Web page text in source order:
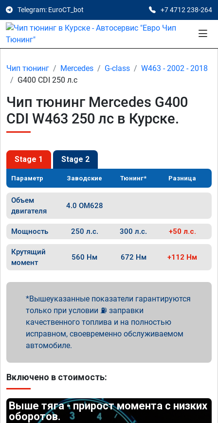
Telegram: EuroCT_bot +7 4712 238-264
Чип тюнинг Mercedes G-class
W463 - 2002 - 2018
G400 CDI 250 л.с
Чип тюнинг Mercedes G400
CDI W463 250 лс в Курске.
Stage 1 Stage 2
Параметр Заводские Тюнинг* Разница
Объем
двигателя
4.0 OM628
Мощность 250 л.с. 300 л.с. +50 л.с.
Крутящий
момент
560 Нм 672 Нм +112 Нм
Вышеуказанные показатели гарантируются
только при условии ⛽ заправки
качественного топлива и на полностью
исправном, своевременно обслуживаемом
автомобиле.
Включено в стоимость:
Выше тяга - прирост момента с низких
оборотов.